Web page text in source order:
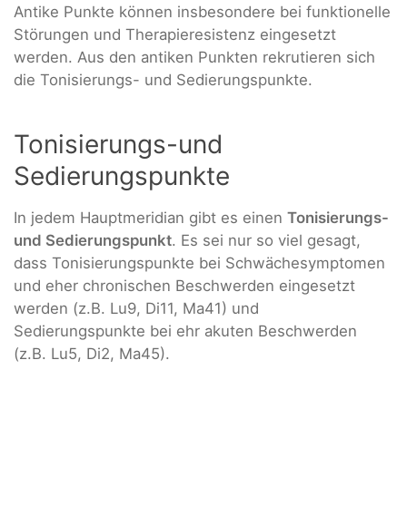
Antike Punkte können insbesondere bei funktionelle
Störungen und Therapieresistenz eingesetzt
werden. Aus den antiken Punkten rekrutieren sich
die Tonisierungs- und Sedierungspunkte.
Tonisierungs-und
Sedierungspunkte
In jedem Hauptmeridian gibt es einen Tonisierungs-
und Sedierungspunkt. Es sei nur so viel gesagt,
dass Tonisierungspunkte bei Schwächesymptomen
und eher chronischen Beschwerden eingesetzt
werden (z.B. Lu9, Di11, Ma41) und
Sedierungspunkte bei ehr akuten Beschwerden
(z.B. Lu5, Di2, Ma45).